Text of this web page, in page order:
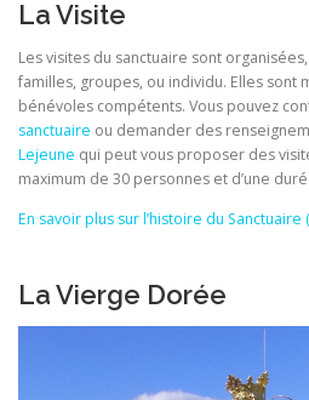
La Visite
Les visites du sanctuaire sont organisées,
familles, groupes, ou individu. Elles sont
bénévoles compétents. Vous pouvez
sanctuaire ou demander des
Lejeune qui peut vous proposer des
maximum de 30 personnes et d’une
En savoir plus sur l’histoire du
La Vierge Dorée